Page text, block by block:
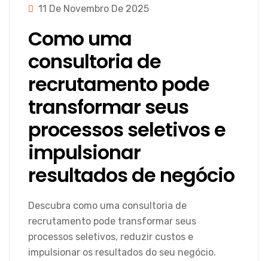
11 De Novembro De 2025
Como uma
consultoria de
recrutamento pode
transformar seus
processos seletivos e
impulsionar
resultados de negócio
Descubra como uma consultoria de
recrutamento pode transformar seus
processos seletivos, reduzir custos e
impulsionar os resultados do seu negócio.